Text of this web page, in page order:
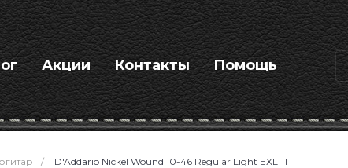
Акции Контакты Помощь
/ D'Addario Nickel Wound 10-46 Regular Light EXL111